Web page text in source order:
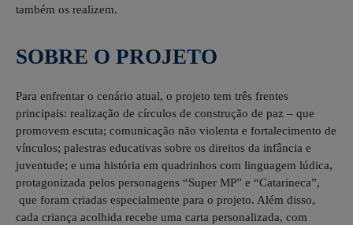
também os realizem.
SOBRE O PROJETO
Para enfrentar o cenário atual, o projeto tem três frentes
principais: realização de círculos de construção de paz – que
promovem escuta; comunicação não violenta e fortalecimento de
vínculos; palestras educativas sobre os direitos da infância e
juventude; e uma história em quadrinhos com linguagem lúdica,
protagonizada pelos personagens “Super MP” e “Catarineca”,
que foram criadas especialmente para o projeto. Além disso,
cada criança acolhida recebe uma carta personalizada, com